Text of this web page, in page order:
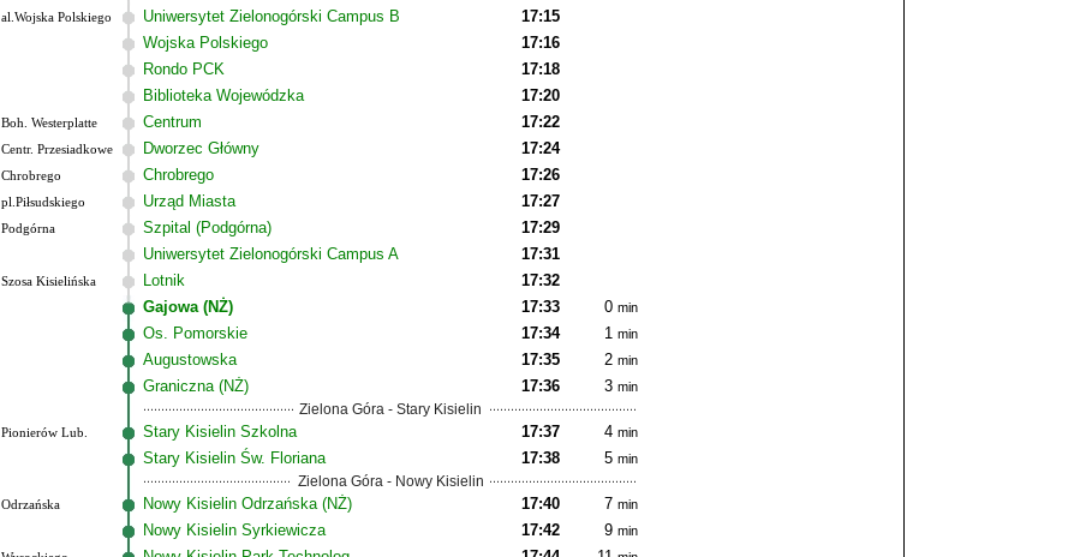
al.Wojska Polskiego Uniwersytet Zielonogórski Campus B
17:15
Wojska Polskiego
17:16
Rondo PCK
17:18
Biblioteka Wojewódzka
17:20
Boh. Westerplatte Centrum 17:22
Centr. Przesiadkowe Dworzec Główny 17:24
Chrobrego Chrobrego 17:26
pl.Piłsudskiego Urząd Miasta 17:27
Podgórna Szpital (Podgórna)
17:29
Uniwersytet Zielonogórski Campus A
17:31
Szosa Kisielińska Lotnik
17:32
Gajowa (NŻ)
17:33 0 min
Os. Pomorskie 17:34 1 min
Augustowska 17:35 2 min
Graniczna (NŻ) 17:36 3 min
Zielona Góra - Stary Kisielin
Pionierów Lub. Stary Kisielin Szkolna 17:37 4 min
Stary Kisielin Św. Floriana 17:38 5 min
Zielona Góra - Nowy Kisielin
Odrzańska Nowy Kisielin Odrzańska (NŻ) 17:40 7 min
Nowy Kisielin Syrkiewicza 17:42 9 min